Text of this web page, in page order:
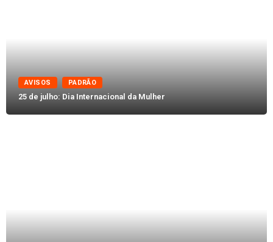
AVISOS PADRÃO
25 de julho: Dia Internacional da Mulher